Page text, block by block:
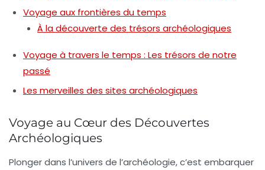
Voyage aux frontières du temps
À la découverte des trésors archéologiques
Voyage à travers le temps : Les trésors de notre
passé
Les merveilles des sites archéologiques
Voyage au Cœur des Découvertes
Archéologiques
Plonger dans l’univers de l’archéologie, c’est embarquer